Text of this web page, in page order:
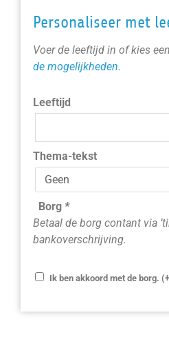
Personaliseer met
Voer de leeftijd in of kies
de mogelijkheden.
Leeftijd
Thema-tekst
Borg *
Betaal de borg contant via
bankoverschrijving.
Ik ben akkoord met de borg. (+